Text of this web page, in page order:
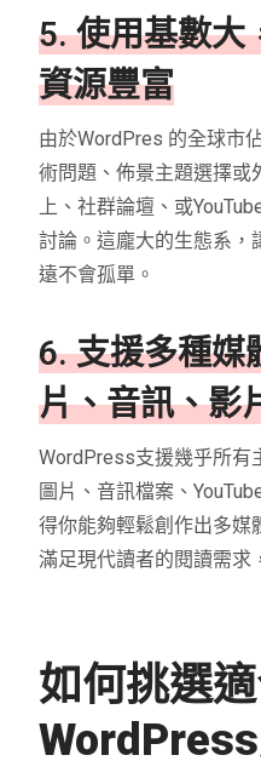
5. 使用基數大
資源豐富
由於WordPres 的全球市
術問題、佈景主題選擇或
上、社群論壇、或
討論。這龐大的生態系，
遠不會孤單。
6. 支援多種媒
片、音訊、影
WordPress支援幾乎所有
圖片、音訊檔案、
得你能夠輕鬆創作出多媒
滿足現代讀者的閱讀需求
如何挑選